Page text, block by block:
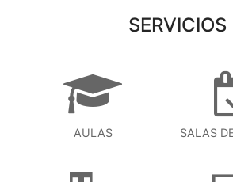
SERVICIOS
AULAS SALAS